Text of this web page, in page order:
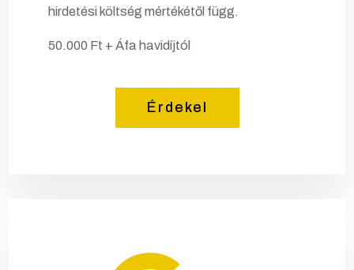
hirdetési költség mértékétől függ.
50.000 Ft + Áfa havidíjtól
Érdekel